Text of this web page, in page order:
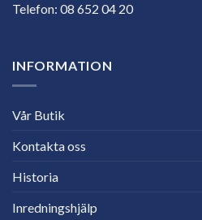
Telefon: 08 652 04 20
INFORMATION
Vår Butik
Kontakta oss
Historia
Inredningshjälp